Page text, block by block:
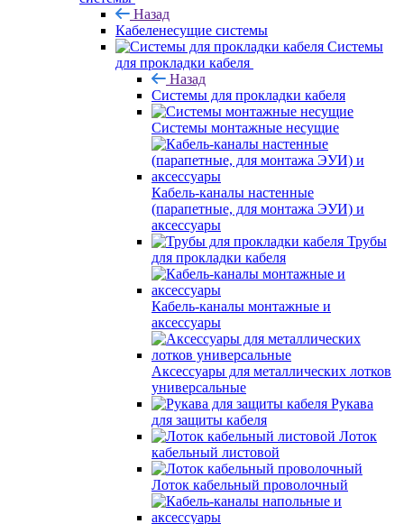
Назад
Кабеленесущие системы
Системы
для прокладки кабеля
Назад
Системы для прокладки кабеля
Системы монтажные несущие
Кабель-каналы настенные
(парапетные, для монтажа ЭУИ) и
аксессуары
Трубы
для прокладки кабеля
Кабель-каналы монтажные и
аксессуары
Аксессуары для металлических лотков
универсальные
Рукава
для защиты кабеля
Лоток
кабельный листовой
Лоток кабельный проволочный